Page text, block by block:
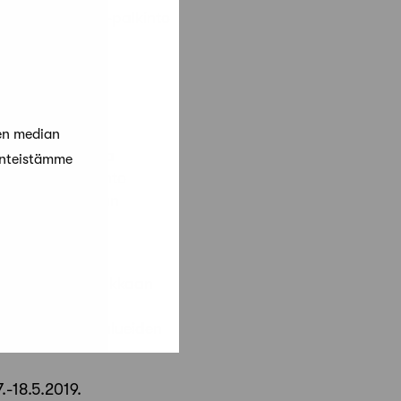
median
2952. SAFA-palkinto
-palkinnon.
ja
Palkinto
hyvän
ja laadukkaan
tai
elämäntyö alueiden
18.5.2019.